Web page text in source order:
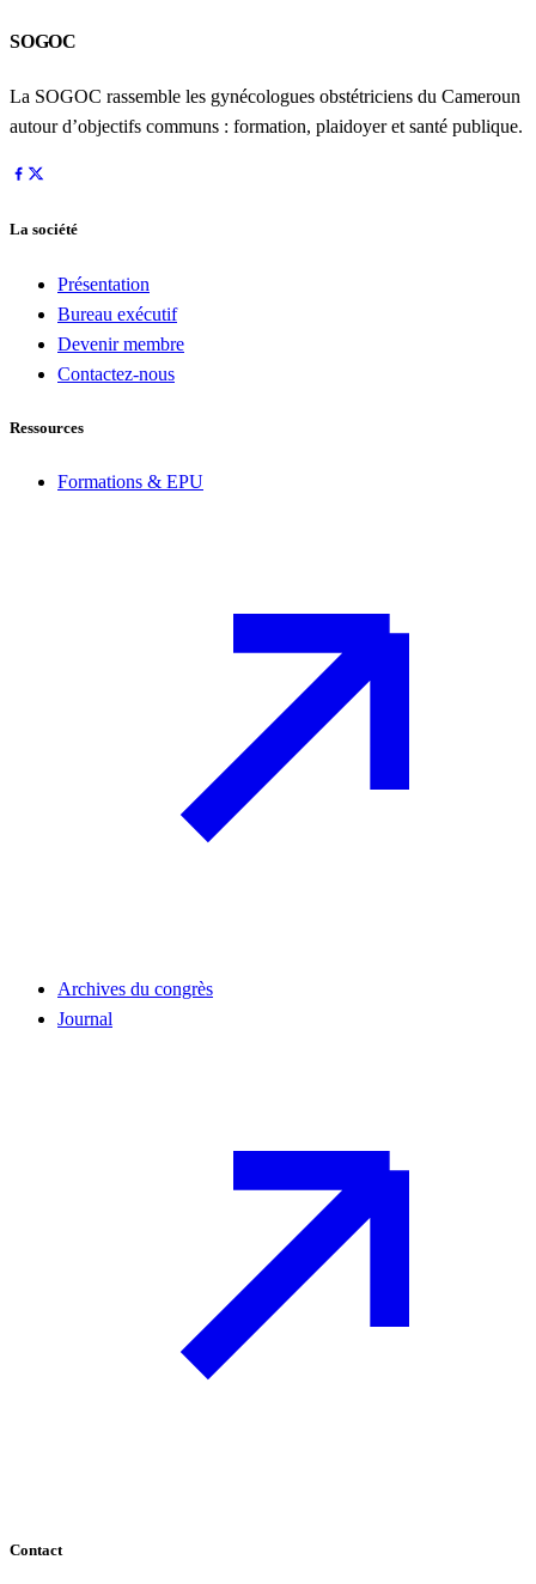
SOGOC
La SOGOC rassemble les gynécologues obstétriciens du Cameroun
autour d’objectifs communs : formation, plaidoyer et santé publique.
La société
Présentation
Bureau exécutif
Devenir membre
Contactez-nous
Ressources
Formations & EPU
Archives du congrès
Journal
Contact